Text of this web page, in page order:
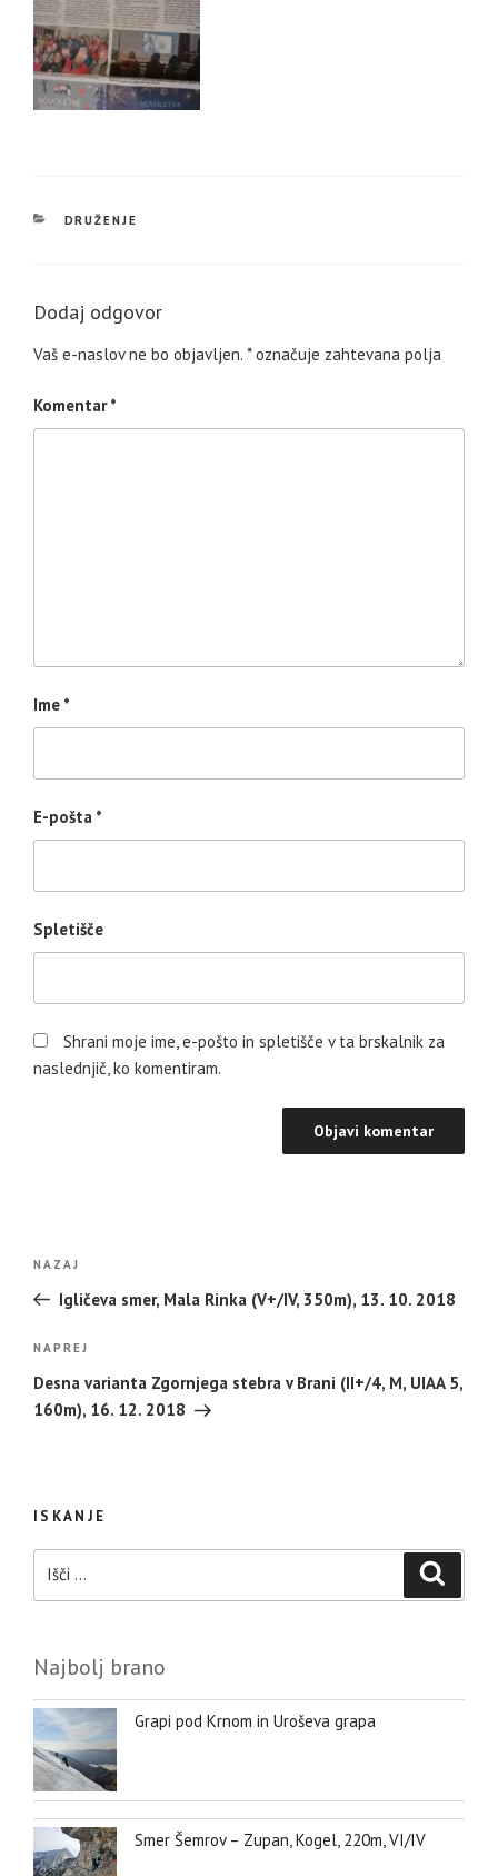
KATEGORIJE
DRUŽENJE
Dodaj odgovor
Vaš e-naslov ne bo objavljen. *označuje zahtevana polja
Komentar*
Ime *
E-pošta *
Spletišče
Shrani moje ime, e-pošto in spletišče v ta brskalnik za
naslednjič, ko komentiram.
Prejšnji
prispevek
NAZAJ
Igličeva smer, Mala Rinka (V+/IV, 350m), 13. 10. 2018
Naslednji
prispevek
NAPREJ
Desna varianta Zgornjega stebra v Brani (II+/4, M, UIAA 5,
160m), 16. 12. 2018
ISKANJE
Najbolj brano
Grapi pod Krnom in Uroševa grapa
Smer Šemrov – Zupan, Kogel, 220m, VI/IV